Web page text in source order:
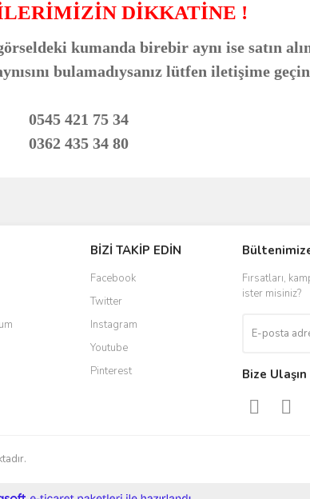
DİKKATİNE !
kumanda birebir aynı ise satın
bulamadıysanız lütfen iletişime
0545 421 75 34
0362 435 34 80
BİZİ TAKİP EDİN
Facebook
Twitter
Instagram
Youtube
Pinterest
Fırsatları,
ister misiniz?
Bize Ulaşın